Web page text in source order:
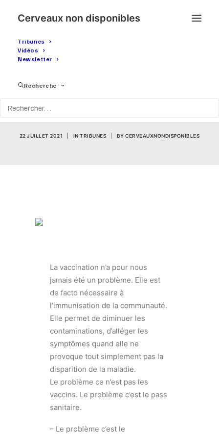
Cerveaux non disponibles
Tribunes
Vidéos
Newsletter
Recherche
problème, c'est le flicage
22 JUILLET 2021 INTRIBUNES BYCERVEAUXNONDISPONIBLES
La vaccination n’a pour nous
jamais été un problème. Elle est
de facto nécessaire à
l’immunisation de la communauté.
Elle permet de diminuer les
contaminations, d’alléger les
symptômes quand elle ne
provoque tout simplement pas la
disparition de la maladie.
Le problème ce n’est pas les
vaccins. Le problème c’est le pass
sanitaire.
– Le problème c’est le